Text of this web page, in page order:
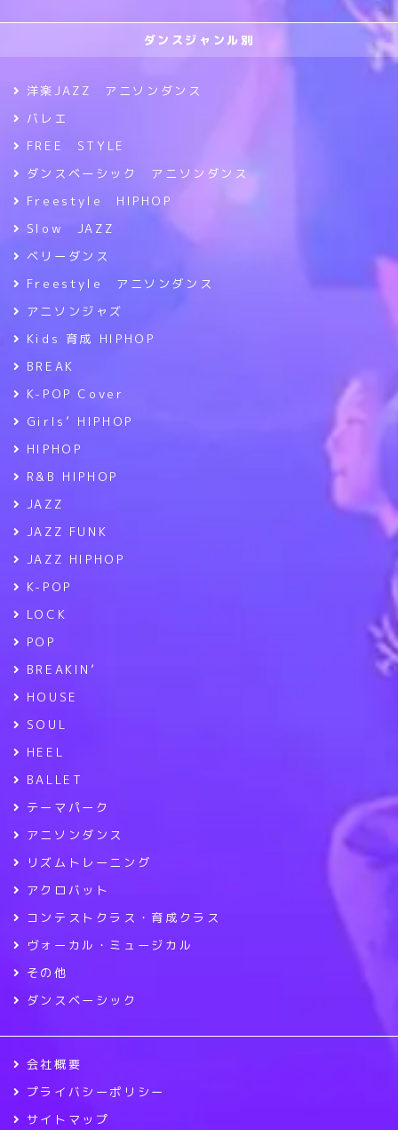
ダンスジャンル別
洋楽JAZZ アニソンダンス
バレエ
FREE STYLE
ダンスベーシック アニソンダンス
Freestyle HIPHOP
Slow JAZZ
ベリーダンス
Freestyle アニソンダンス
アニソンジャズ
Kids 育成 HIPHOP
BREAK
K-POP Cover
Girls’ HIPHOP
HIPHOP
R&B HIPHOP
JAZZ
JAZZ FUNK
JAZZ HIPHOP
K-POP
LOCK
POP
BREAKIN’
HOUSE
SOUL
HEEL
BALLET
テーマパーク
アニソンダンス
リズムトレーニング
アクロバット
コンテストクラス・育成クラス
ヴォーカル・ミュージカル
その他
ダンスベーシック
会社概要
プライバシーポリシー
サイトマップ